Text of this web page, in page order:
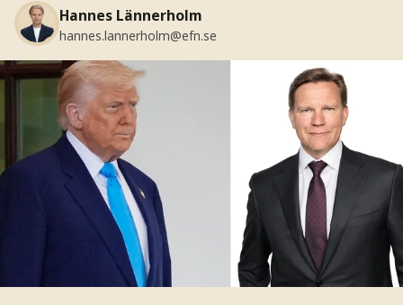
Hannes Lännerholm
hannes.lannerholm@efn.se